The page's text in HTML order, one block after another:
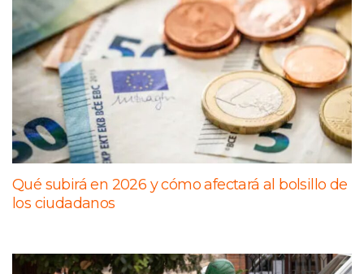
Qué subirá en 2026 y cómo afectará al bolsillo de
los ciudadanos